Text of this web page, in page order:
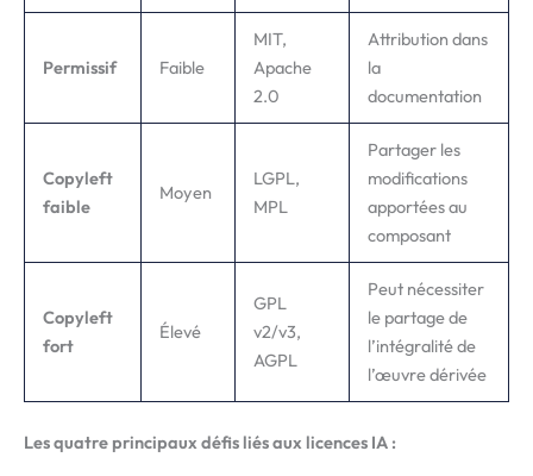
Permissif Faible
MIT,
Apache
2.0
Attribution dans
la
documentation
Copyleft
faible
Moyen
LGPL,
MPL
Partager les
modifications
apportées au
composant
Copyleft
fort
Élevé
GPL
v2/v3,
AGPL
Peut nécessiter
le partage de
l’intégralité de
l’œuvre dérivée
Les quatre principaux défis liés aux licences IA :